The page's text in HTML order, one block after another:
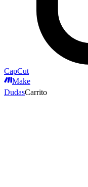
CapCut
Make
DudasCarrito